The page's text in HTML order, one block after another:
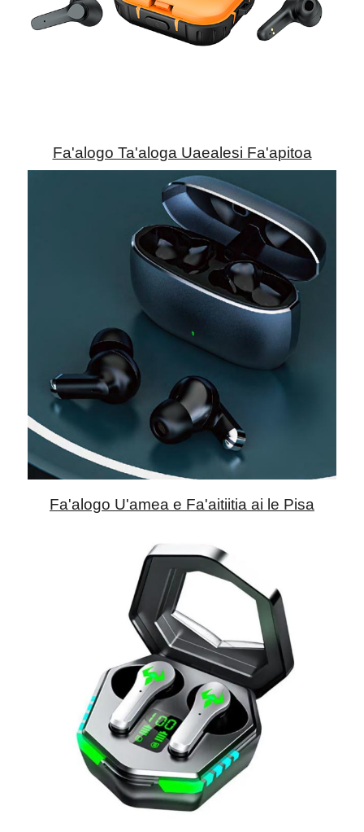
Fa'alogo Ta'aloga Uaealesi Fa'apitoa
Fa'alogo U'amea e Fa'aitiitia ai le Pisa